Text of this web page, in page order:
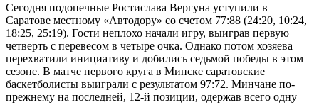
Сегодня подопечные Ростислава Вергуна уступили в
Саратове местному «Автодору» со счетом 77:88 (24:20, 10:24,
18:25, 25:19). Гости неплохо начали игру, выиграв первую
четверть с перевесом в четыре очка. Однако потом хозяева
перехватили инициативу и добились седьмой победы в этом
сезоне. В матче первого круга в Минске саратовские
баскетболисты выиграли с результатом 97:72. Минчане по-
прежнему на последней, 12-й позиции, одержав всего одну